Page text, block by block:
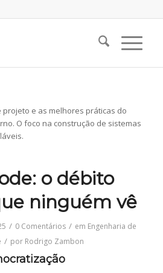
e as melhores práticas do
O foco na construção de sistemas
o débito
ninguém vê
/ 0 Comentários / em Engenharia de
/ por Rodrigo Zambon